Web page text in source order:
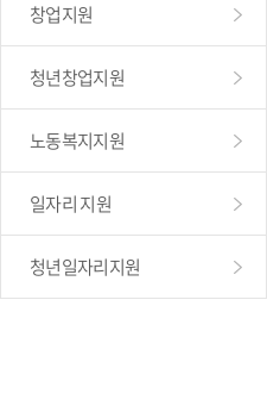
창업지원
청년창업지원
노동복지지원
일자리 지원
청년일자리지원